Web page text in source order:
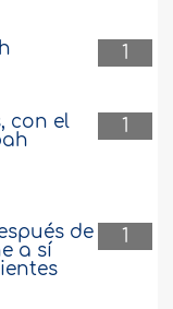
1
1
con el
1
de
a sí